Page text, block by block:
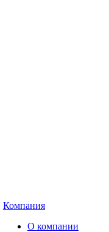
Компания
О компании